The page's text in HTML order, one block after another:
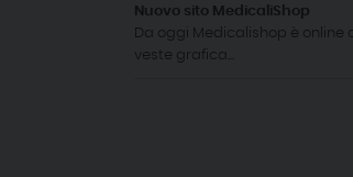
Nuovo sito MedicaliShop
Da oggi Medicalishop è online
veste grafica...